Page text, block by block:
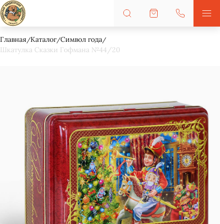
Главная Каталог Символ года
Шкатулка Сказки Гофмана №44/20